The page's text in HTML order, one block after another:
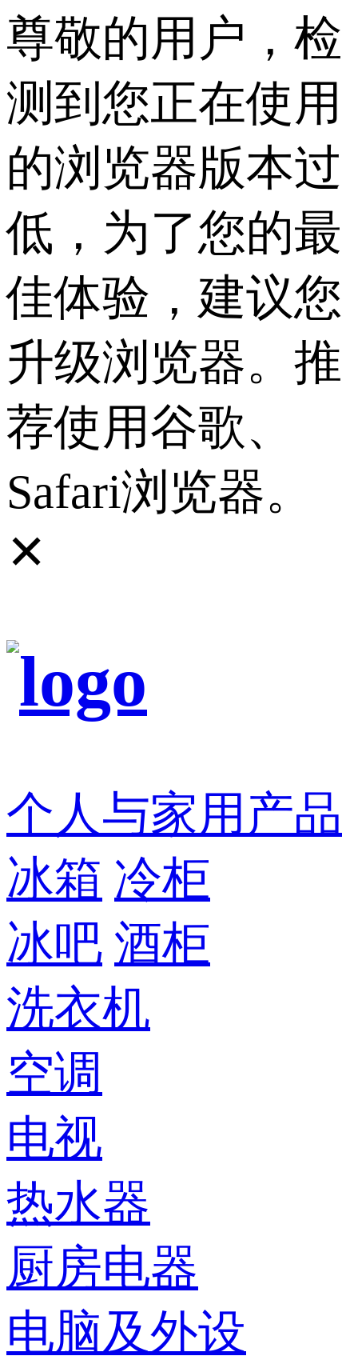
尊敬的用户，检
测到您正在使用
的浏览器版本过
低，为了您的最
佳体验，建议您
升级浏览器。推
荐使用谷歌、
Safari浏览器。
✕
个人与家用产品
冰箱 冷柜
冰吧 酒柜
洗衣机
空调
电视
热水器
厨房电器
电脑及外设